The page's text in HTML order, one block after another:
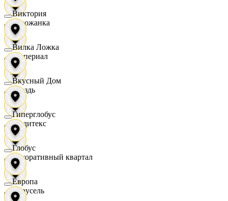
Горожанка
Империал
Гроздь
Индитекс
Декоративный квартал
Карусель
Виктория
Вилка Ложка
Вкусный Дом
Гиперглобус
Глобус
Европа